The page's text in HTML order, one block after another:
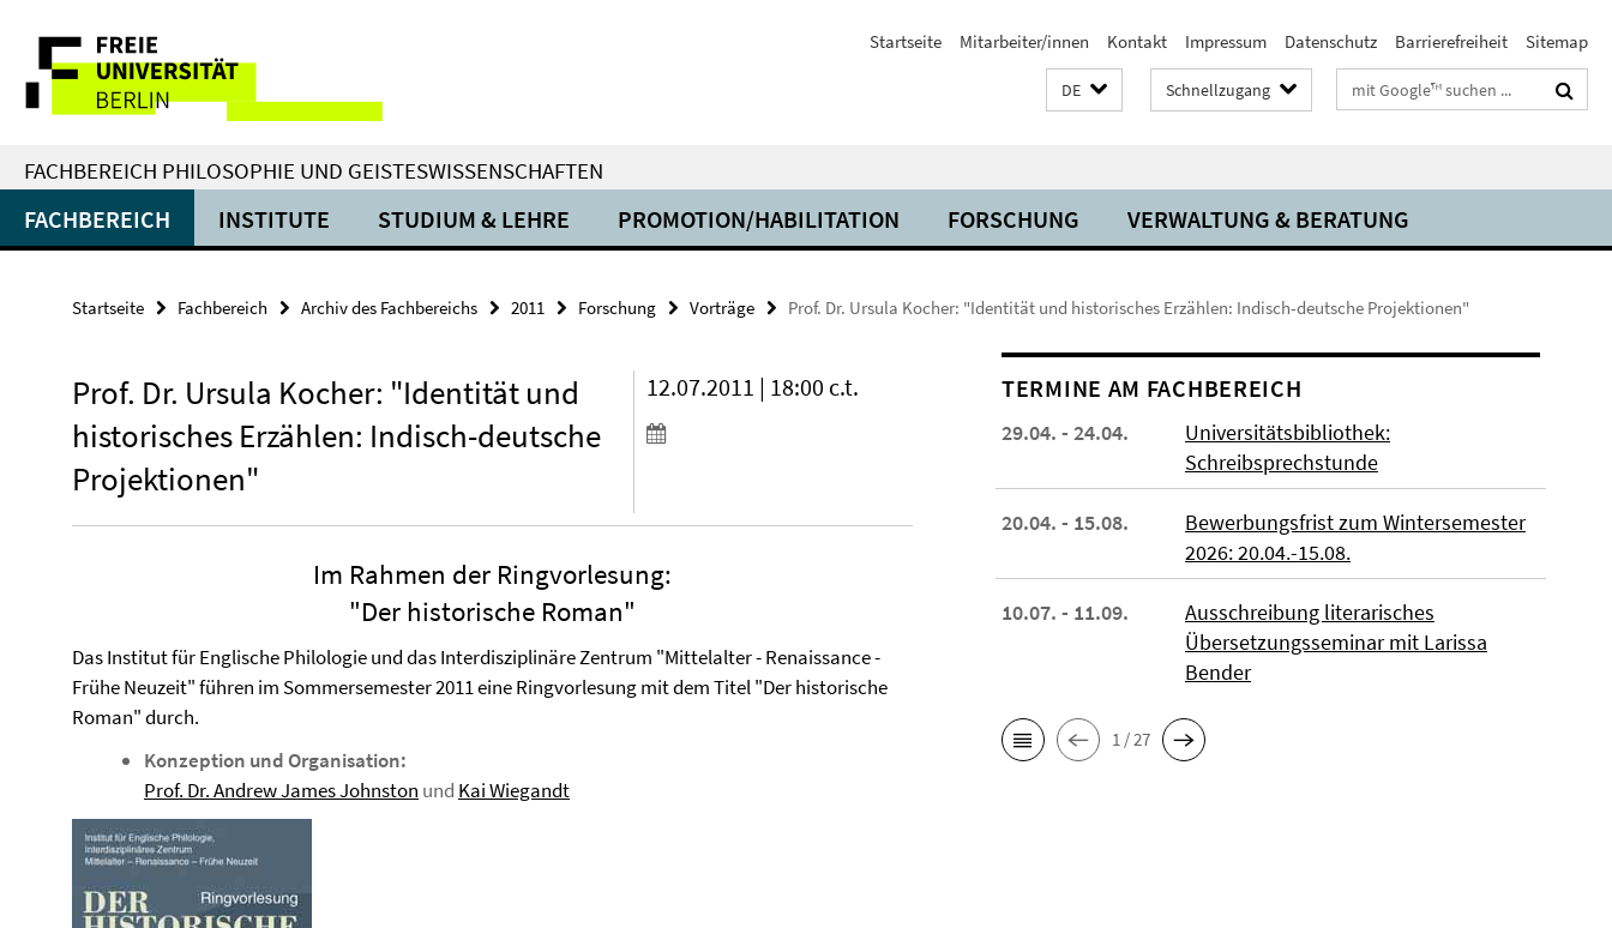
direkt
Inhalt
Service-
Navigation
Startseite Mitarbeiter/innen Kontakt Impressum Datenschutz Barrierefreiheit Sitemap
DE Schnellzugang Suchbegriffe
FACHBEREICH PHILOSOPHIE UND GEISTESWISSENSCHAFTEN
FACHBEREICH INSTITUTE STUDIUM & LEHRE PROMOTION/HABILITATION FORSCHUNG VERWALTUNG & BERATUNG
Startseite Fachbereich Archiv des Fachbereichs 2011 Forschung Vorträge Prof. Dr. Ursula Kocher: "Identität und historisches Erzählen: Indisch-deutsche Projektionen"
Prof. Dr. Ursula Kocher: "Identität und
historisches Erzählen: Indisch-deutsche
Projektionen"
12.07.2011 | 18:00 c.t.
Im Rahmen der Ringvorlesung:
"Der historische Roman"
Das Institut für Englische Philologie und das Interdisziplinäre Zentrum "Mittelalter - Renaissance -
Frühe Neuzeit" führen im Sommersemester 2011 eine Ringvorlesung mit dem Titel "Der historische
Roman" durch.
Konzeption und Organisation:
Prof. Dr. Andrew James Johnston und Kai Wiegandt
TERMINE AM FACHBEREICH
29.04. - 24.04.
Universitätsbibliothek:
Schreibsprechstunde
20.04. - 15.08.
Bewerbungsfrist zum Wintersemester
2026: 20.04.-15.08.
10.07. - 11.09.
Ausschreibung literarisches
Übersetzungsseminar mit Larissa
Bender
1 / 27